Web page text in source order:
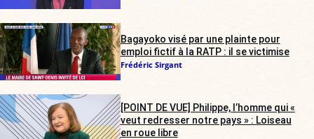
Bagayoko visé par une plainte pour
emploi fictif à la RATP : il se victimise
Frédéric Sirgant
[POINT DE VUE] Philippe, l’homme qui «
veut redresser notre pays » : Loiseau
en roue libre